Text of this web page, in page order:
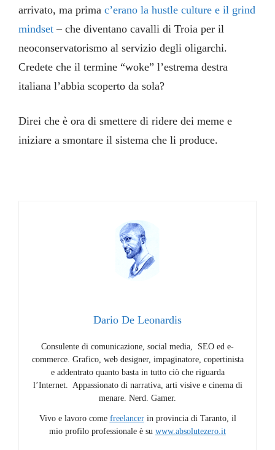
arrivato, ma primac’erano la hustle culture e il grind
mindset – che diventano cavalli di Troia per il
neoconservatorismo al servizio degli oligarchi.
Credete che il termine “woke” l’estrema destra
italiana l’abbia scoperto da sola?
Direi che è ora di smettere di ridere dei meme e
iniziare a smontare il sistema che li produce.
Dario De Leonardis
Consulente di comunicazione, social media, SEO ed e-
commerce. Grafico, web designer, impaginatore, copertinista
e addentrato quanto basta in tutto ciò che riguarda
l’Internet. Appassionato di narrativa, arti visive e cinema di
menare. Nerd. Gamer.
Vivo e lavoro come freelancerin provincia di Taranto, il
mio profilo professionale è su www.absolutezero.it